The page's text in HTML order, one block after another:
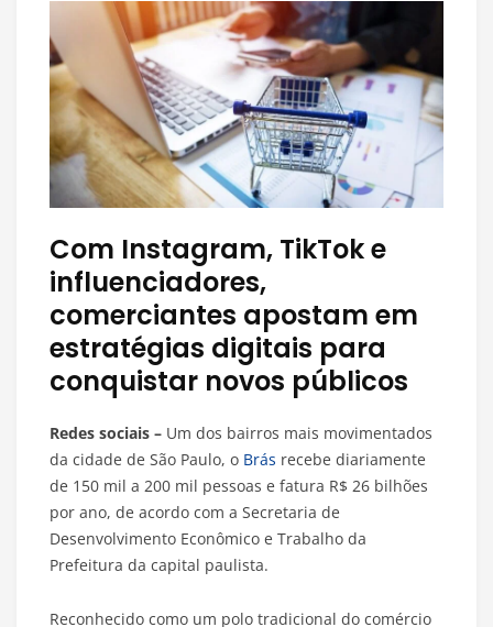
Com Instagram, TikTok e
influenciadores,
comerciantes apostam em
estratégias digitais para
conquistar novos públicos
Redes sociais – Um dos bairros mais movimentados
da cidade de São Paulo, o Brás recebe diariamente
de 150 mil a 200 mil pessoas e fatura R$ 26 bilhões
por ano, de acordo com a Secretaria de
Desenvolvimento Econômico e Trabalho da
Prefeitura da capital paulista.
Reconhecido como um polo tradicional do comércio